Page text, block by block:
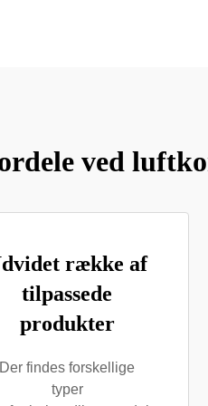
ved
række af
tilpassede
produkter
Der findes forskellige
typer